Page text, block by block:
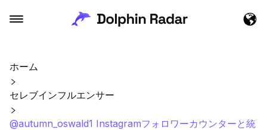
ホーム
セレブインフルエンサー
@autumn_oswald1 Instagramフォロワーカウンターと統